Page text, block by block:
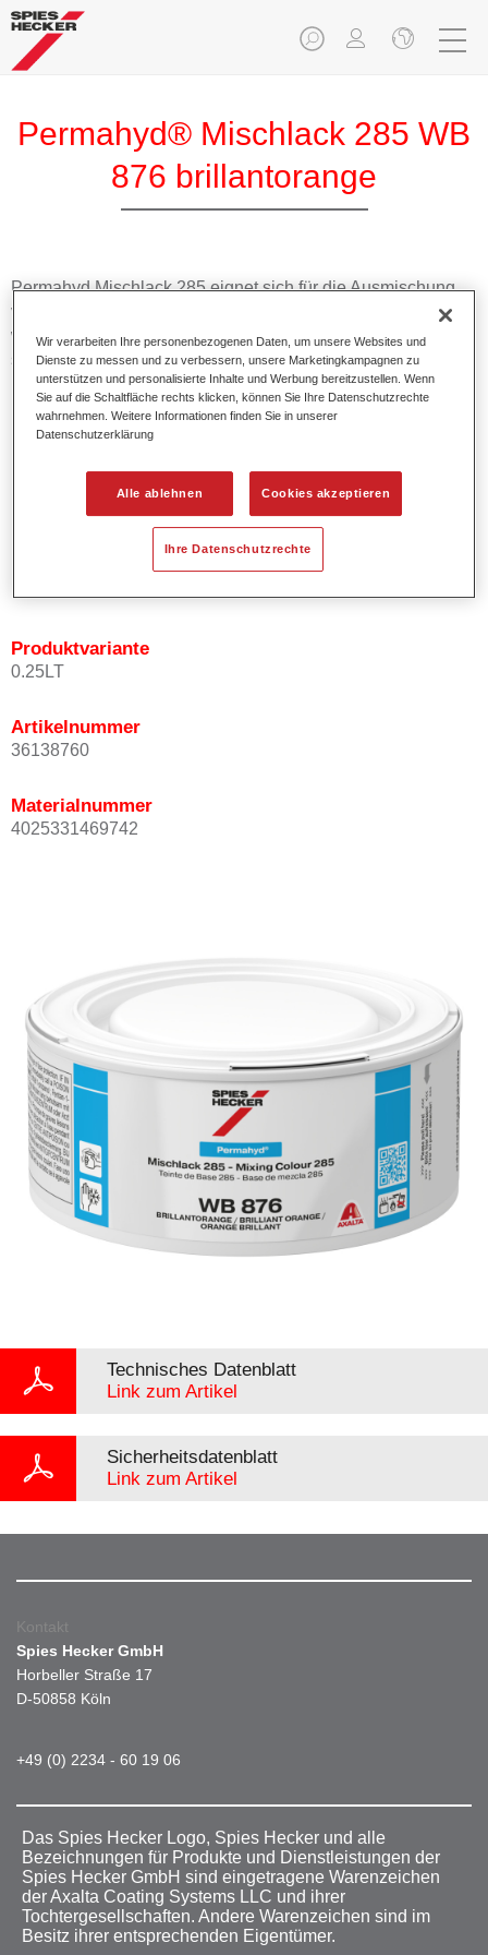
Permahyd® Mischlack 285 WB
876 brillantorange
Permahyd Mischlack 285 eignet sich für die Ausmischung
von Permahyd Perlmutt Basislack 285, einem hochwertigen
wasserverdünnbaren Basislacksystem. Es basiert auf einer
speziellen PU-Dispersionstechnologie für Uni- und
Effektlackierungen.
Produktmerkmale
1,5 Spritzgängen.
Bietet ein gutes Standvermögen.
Verfügt über ein hohes Deckvermögen.
Besitzt eine hohe Farbtongenauigkeit.
Produktvariante
0.25LT
Artikelnummer
36138760
Materialnummer
4025331469742
Technisches Datenblatt
Link zum Artikel
Sicherheitsdatenblatt
Link zum Artikel
Kontakt
Spies Hecker GmbH
Horbeller Straße 17
D-50858 Köln
+49 (0) 2234 - 60 19 06
Das Spies Hecker Logo, Spies Hecker und alle
Bezeichnungen für Produkte und Dienstleistungen der
Spies Hecker GmbH sind eingetragene Warenzeichen
der Axalta Coating Systems LLC und ihrer
Tochtergesellschaften. Andere Warenzeichen sind im
Besitz ihrer entsprechenden Eigentümer.
Wir verarbeiten Ihre personenbezogenen Daten, um unsere Websites und
Dienste zu messen und zu verbessern, unsere Marketingkampagnen zu
unterstützen und personalisierte Inhalte und Werbung bereitzustellen. Wenn
Sie auf die Schaltfläche rechts klicken, können Sie Ihre Datenschutzrechte
wahrnehmen. Weitere Informationen finden Sie in unserer
Datenschutzerklärung
Alle ablehnen Cookies akzeptieren
Ihre Datenschutzrechte